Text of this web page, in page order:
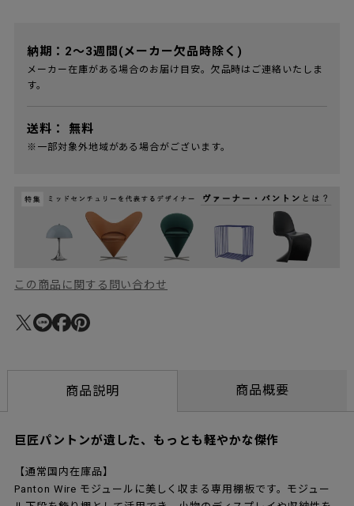
納期：2～3週間(メーカー欠品時除く)
メーカー在庫がある場合のお届け目安。欠品時はご連絡いたしま
す。
送料： 無料
※一部対象外地域がある場合がございます。
この商品に関する問い合わせ
商品説明 商品概要
巨匠パントンが遺した、もっとも軽やかな傑作
【通常国内在庫品】
Panton Wire モジュールに美しく収まる専用棚板です。モジュー